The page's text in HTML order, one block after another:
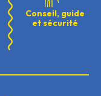
Conseil, guide
et sécurité